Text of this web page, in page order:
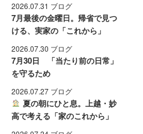
2026.07.31 ブログ
7月最後の金曜日。帰省で見つ
ける、実家の「これから」
2026.07.30 ブログ
7月30日 「当たり前の日常」
を守るため
2026.07.27 ブログ
夏の朝にひと息。上越・妙
高で考える「家のこれから」